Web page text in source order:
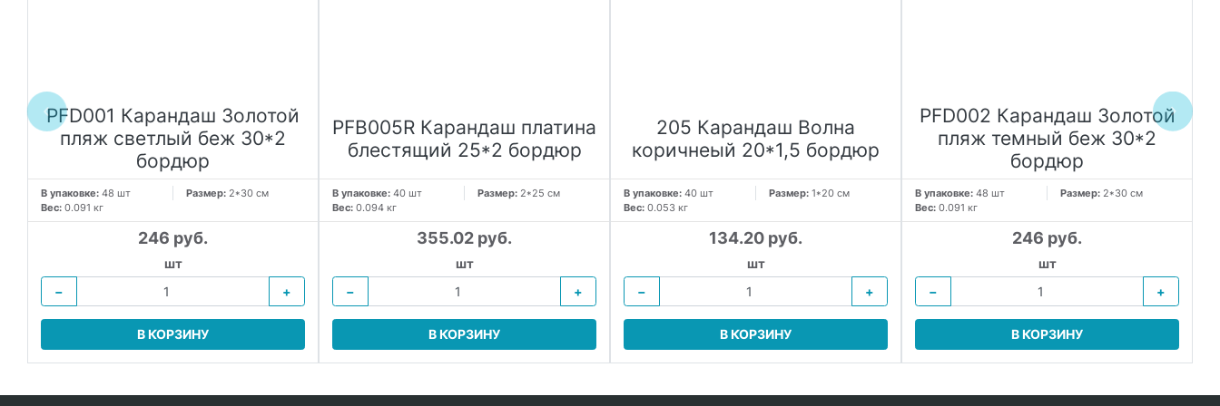
PFD001 Карандаш Золотой
пляж светлый беж 30*2
бордюр
В упаковке: 48 шт Размер: 2*30 см
Вес: 0.091 кг
246 руб.
шт
−
+
В КОРЗИНУ
PFB005R Карандаш платина
блестящий 25*2 бордюр
В упаковке: 40 шт Размер: 2*25 см
Вес: 0.094 кг
355.02 руб.
шт
−
+
В КОРЗИНУ
205 Карандаш Волна
коричнеый 20*1,5 бордюр
В упаковке: 40 шт Размер: 1*20 см
Вес: 0.053 кг
134.20 руб.
шт
−
+
В КОРЗИНУ
PFD002 Карандаш Золотой
пляж темный беж 30*2
бордюр
В упаковке: 48 шт Размер: 2*30 см
Вес: 0.091 кг
246 руб.
шт
−
+
В КОРЗИНУ